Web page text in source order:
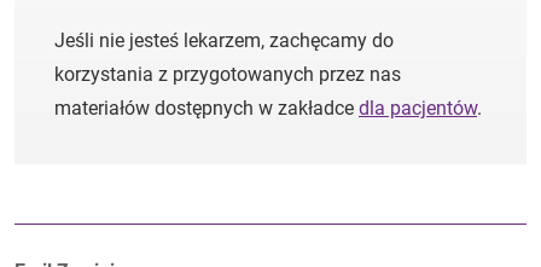
Jeśli nie jesteś lekarzem, zachęcamy do
korzystania z przygotowanych przez nas
materiałów dostępnych w zakładce dla pacjentów.